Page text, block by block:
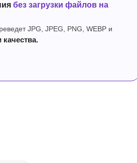
без загрузки файлов на
JPG, JPEG, PNG, WEBP и
качества.